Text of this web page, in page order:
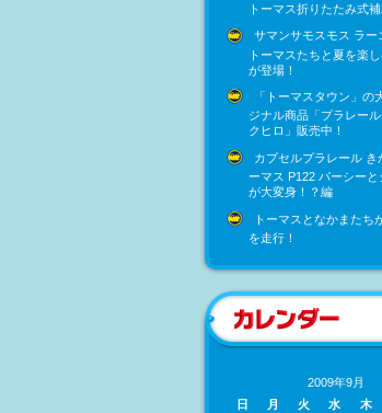
トーマス折りたたみ式
サマンサモスモス ラー
トーマスたちと夏を楽
が登場！
「トーマスタウン」の
ジナル商品「プラレー
クヒロ」販売中！
カプセルプラレール き
ーマス P122 パーシーと
が大変身！？編
トーマスとなかまたち
を走行！
2009年9月
日
月 火 水 木